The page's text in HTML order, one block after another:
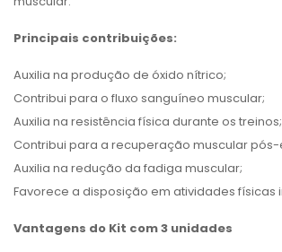
Principais contribuições:
Auxilia na produção de óxido nítrico;
Contribui para o fluxo sanguíneo muscular;
Auxilia na resistência física durante os treinos;
Contribui para a recuperação muscular
Auxilia na redução da fadiga muscular;
Favorece a disposição em atividades físicas
Vantagens do Kit com 3 unidades